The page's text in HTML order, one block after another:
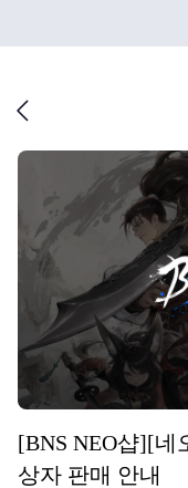
[BNS NEO샵][네
상자 판매 안내